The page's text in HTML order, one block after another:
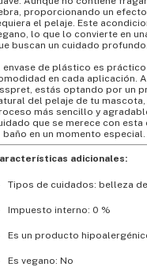
proporcionando un
el pelaje. Este
lo que lo convierte en
buscan un cuidado profundo.
envase de plástico es
en cada aplicación.
estás optando por un
del pelaje de tu
más sencillo y
que se merece con
baño en un momento especial.
adicionales:
Tipos de cuidados: belleza
Impuesto interno: 0 %
Es un producto
Es vegano: No